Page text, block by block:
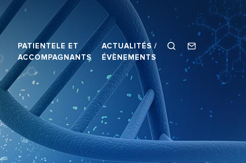
PATIENTELE ET
ACCOMPAGNANTS
ACTUALITÉS /
ÉVÈNEMENTS